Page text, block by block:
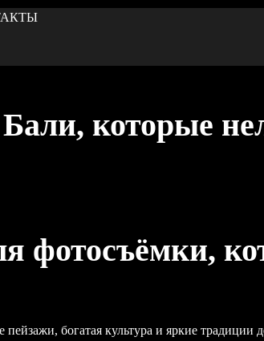
которые
фотосъёмки,
богатая культура и яркие традиции